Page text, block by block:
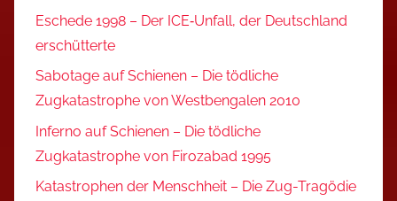
Eschede 1998 – Der ICE‑Unfall, der Deutschland
erschütterte
Sabotage auf Schienen – Die tödliche
Zugkatastrophe von Westbengalen 2010
Inferno auf Schienen – Die tödliche
Zugkatastrophe von Firozabad 1995
Katastrophen der Menschheit – Die Zug-Tragödie